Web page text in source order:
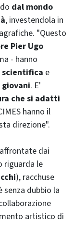
dal mondo
, investendola in
"Questo
Pier Ugo
- hanno
scientifica e
. E'
che si adatti
hanno il
direzione".
dai
riguarda le
), racchuse
senza dubbio la
artistico di